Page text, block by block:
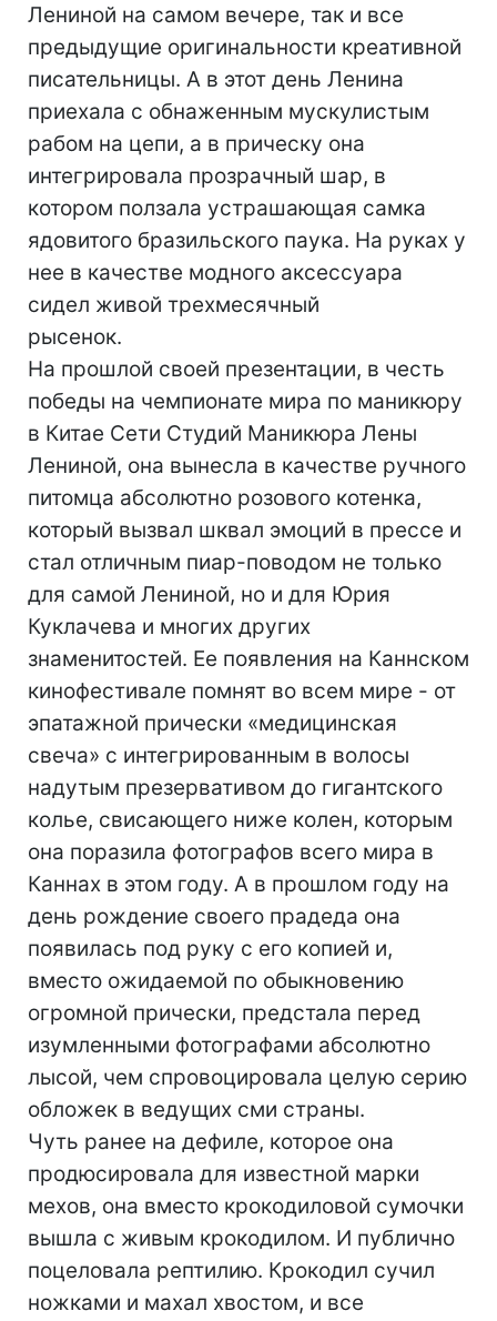
Лениной на самом вечере, так и все
предыдущие оригинальности креативной
писательницы. А в этот день Ленина
приехала с обнаженным мускулистым
рабом на цепи, а в прическу она
интегрировала прозрачный шар, в
котором ползала устрашающая самка
ядовитого бразильского паука. На руках у
нее в качестве модного аксессуара
сидел живой трехмесячный
рысенок.
На прошлой своей презентации, в честь
победы на чемпионате мира по маникюру
в Китае Сети Студий Маникюра Лены
Лениной, она вынесла в качестве ручного
питомца абсолютно розового котенка,
который вызвал шквал эмоций в прессе и
стал отличным пиар-поводом не только
для самой Лениной, но и для Юрия
Куклачева и многих других
знаменитостей. Ее появления на Каннском
кинофестивале помнят во всем мире - от
эпатажной прически «медицинская
свеча» с интегрированным в волосы
надутым презервативом до гигантского
колье, свисающего ниже колен, которым
она поразила фотографов всего мира в
Каннах в этом году. А в прошлом году на
день рождение своего прадеда она
появилась под руку с его копией и,
вместо ожидаемой по обыкновению
огромной прически, предстала перед
изумленными фотографами абсолютно
лысой, чем спровоцировала целую серию
обложек в ведущих сми страны.
Чуть ранее на дефиле, которое она
продюсировала для известной марки
мехов, она вместо крокодиловой сумочки
вышла с живым крокодилом. И публично
поцеловала рептилию. Крокодил сучил
ножками и махал хвостом, и все